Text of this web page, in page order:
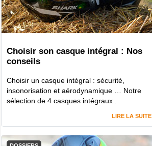
Choisir son casque intégral : Nos
conseils
Choisir un casque intégral : sécurité,
insonorisation et aérodynamique … Notre
sélection de 4 casques intégraux .
LIRE LA SUITE